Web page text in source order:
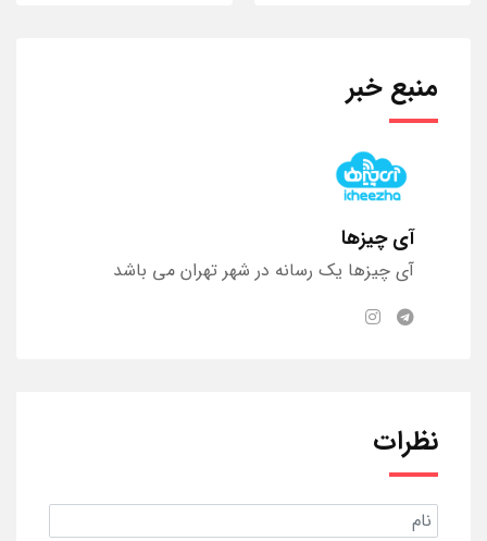
منبع خبر
آی چیزها
آی چیزها یک رسانه در شهر تهران می باشد
نظرات